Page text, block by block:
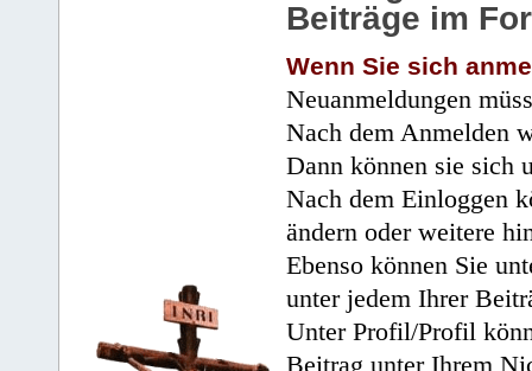
Beiträge im
Wenn Sie sich
Neuanmeldungen
Nach dem Anmelden
Dann können sie sich
Nach dem Einloggen
ändern oder weitere
Ebenso können Sie
unter jedem Ihrer
Unter Profil/Profil